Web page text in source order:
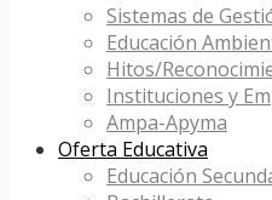
Sistemas de
Educación
Hitos/
Instituciones y
Ampa-Apyma
Oferta Educativa
Educación